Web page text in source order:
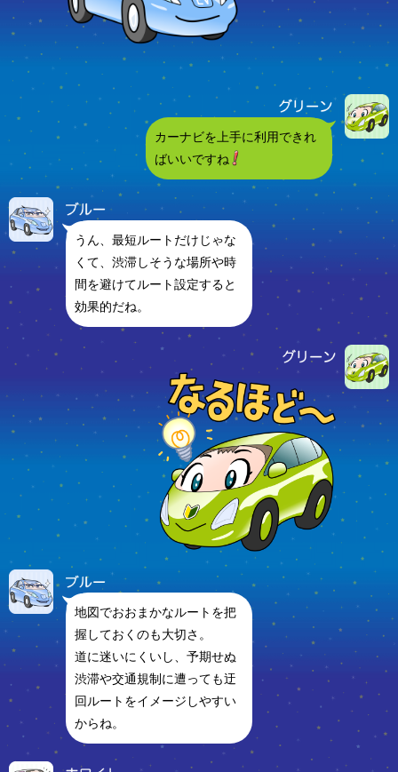
カーナビを上手に利用できれ
ばいいですね
うん、最短ルートだけじゃな
くて、渋滞しそうな場所や時
間を避けてルート設定すると
効果的だね。
地図でおおまかなルートを把
握しておくのも大切さ。
道に迷いにくいし、予期せぬ
渋滞や交通規制に遭っても迂
回ルートをイメージしやすい
からね。